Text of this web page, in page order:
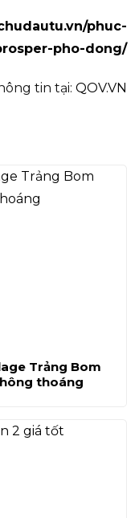
phuc-
pho-dong/
tin tại: QOV.VN
thoáng